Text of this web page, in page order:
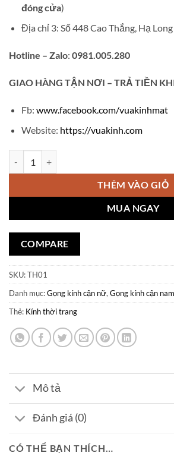
đóng cửa)
Địa chỉ 3: Số 448 Cao Thắng, Hạ Long
Hotline – Zalo: 0981.005.280
GIAO HÀNG TẬN NƠI – TRẢ TIỀN
Fb: www.facebook.com/vuakinhmat
Website: https://vuakinh.com
THÊM VÀO GIỎ
MUA NGAY
COMPARE
SKU:TH01
Danh mục:Gọng kính cận nữ, Gọng kính cận nam
Thẻ: Kính thời trang
Mô tả
Đánh giá (0)
CÓ THỂ BẠN THÍCH…